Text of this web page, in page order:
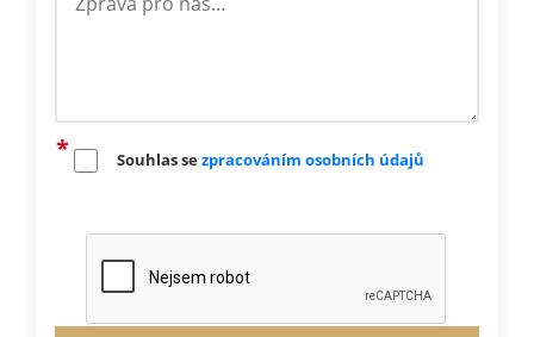
Souhlas se zpracováním osobních údajů